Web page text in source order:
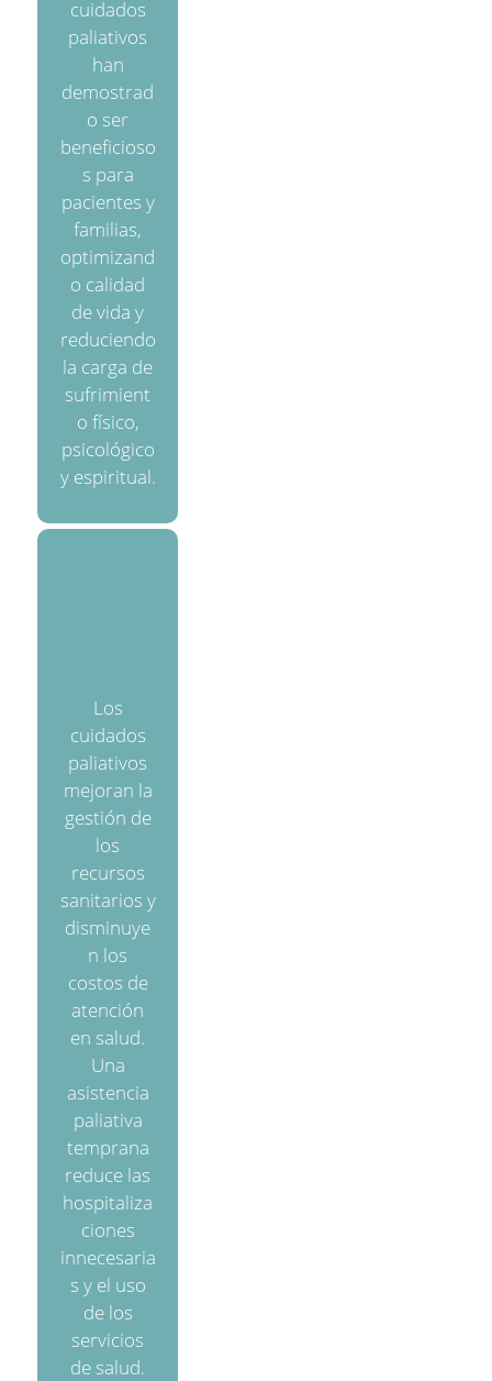
cuidados
paliativos
han
demostrad
o ser
beneficioso
s para
pacientes y
familias,
optimizand
o calidad
de vida y
reduciendo
la carga de
sufrimient
o físico,
psicológico
y espiritual.
Los
cuidados
paliativos
mejoran la
gestión de
los
recursos
sanitarios y
disminuye
n los
costos de
atención
en salud.
Una
asistencia
paliativa
temprana
reduce las
hospitaliza
ciones
innecesaria
s y el uso
de los
servicios
de salud.